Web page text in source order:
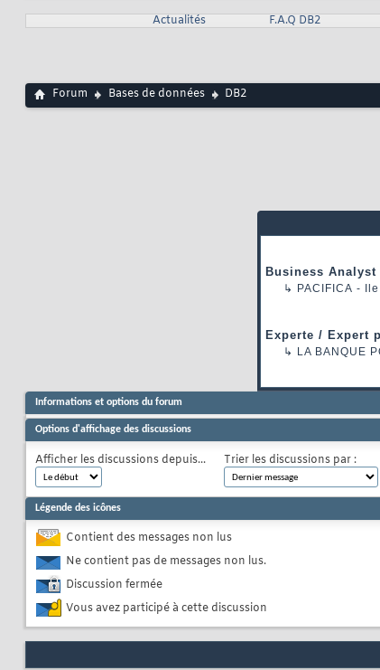
Actualités F.A.Q DB2
Forum Bases de données DB2
Business Analyst
↳ PACIFICA -
Experte / Expert
↳ LA BANQUE
Informations et options du forum
Options d'affichage des discussions
Afficher les discussions depuis... Trier les discussions par :
Légende des icônes
Contient des messages non lus
Ne contient pas de messages non lus.
Discussion fermée
Vous avez participé à cette discussion